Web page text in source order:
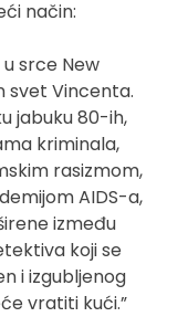
način:
srce New
svet Vincenta.
jabuku 80-ih,
kriminala,
rasizmom,
AIDS-a,
između
koji se
i izgubljenog
vratiti kući.”